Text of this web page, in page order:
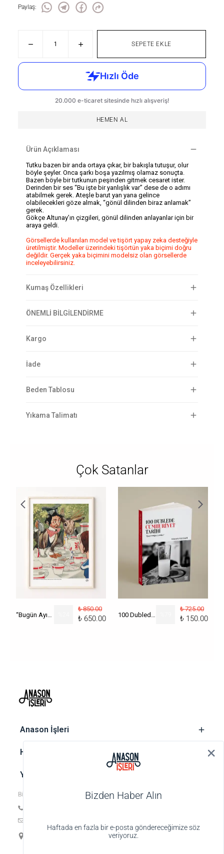
Paylaş:
SEPETE EKLE
HEMEN AL
Ürün Açıklaması
Tutku bazen bir anda ortaya çıkar, bir bakışla tutuşur, olur
böyle şeyler. Onca şarkı boşa yazılmış olamaz sonuçta.
Bazen böyle bir tutkunun peşinden gitmek cesaret ister.
Derinden bir ses “Bu işte bir yanlışlık var” dese de o adımı
atabilmek gerek. Ateşle barut yan yana gelince
olabilecekleri göze almak, “gönül dilinden biraz anlamak”
gerek.
Gökçe Altunay’ın çizgileri, gönül dilinden anlayanlar için bir
araya geldi.
Görsellerde kullanılan model ve tişört yapay zeka desteğiyle
üretilmiştir. Modeller üzerindeki tişörtün yaka biçimi doğru
değildir. Gerçek yaka biçimini modelsiz olan görsellerde
inceleyebilirsiniz.
Kumaş Özellikleri
ÖNEMLİ BİLGİLENDİRME
Kargo
İade
Beden Tablosu
Yıkama Talimatı
Çok Satanlar
₺ 850.00
₺ 650.00
₺ 725.00
₺ 150.00
‎ Anason İşleri
‎ Hesap
‎ Yasal metinler
Bize ulaşın
19 Mayıs Mah. Veteriner Hilmi Sok., Hilmi Palas No:4 K:1 D:4,
Bizden Haber Alın
Haftada en fazla bir e-posta göndereceğimize söz
veriyoruz.